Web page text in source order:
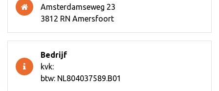
Amsterdamseweg 23
3812 RN Amersfoort
Bedrijf
kvk:
btw: NL804037589.B01